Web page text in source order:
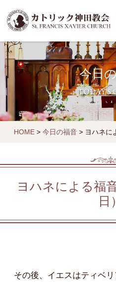
今日
TODAY'S
HOME > 今日の福音 > ヨハネに
ヨハネによる福
日）
その後、イエスはティベ